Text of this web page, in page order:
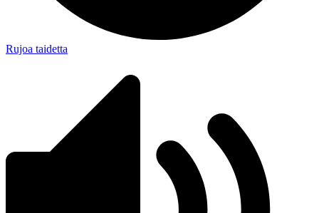
Rujoa taidetta